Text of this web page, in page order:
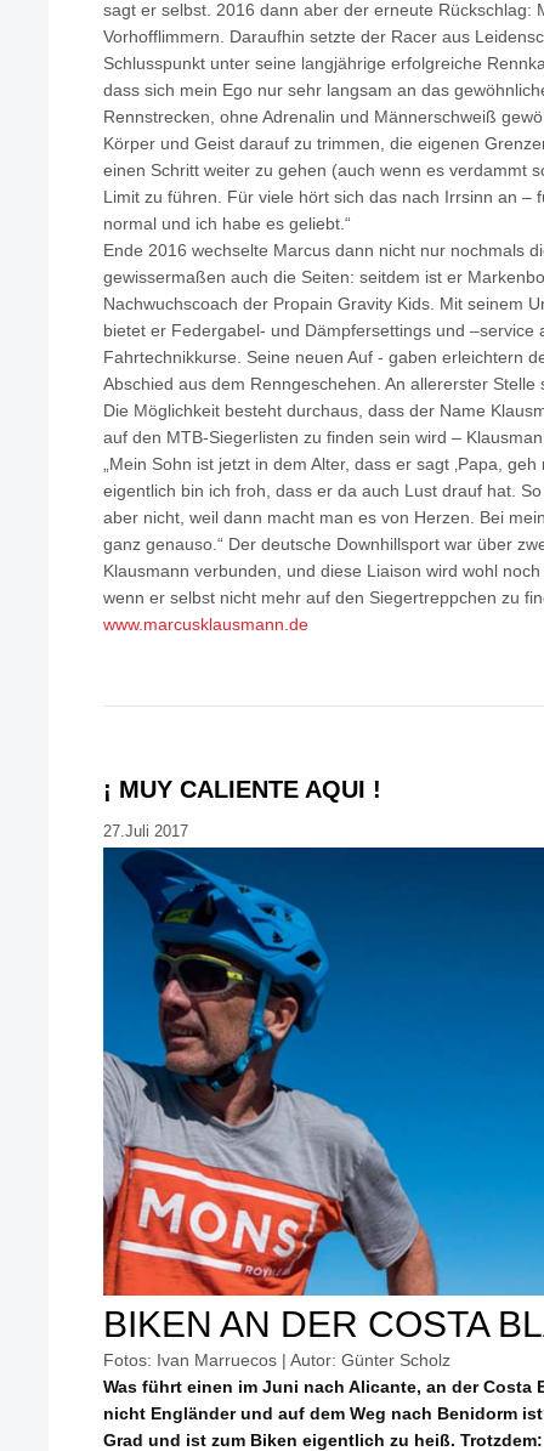
sagt er selbst. 2016 dann aber der erneute Rückschlag:
Vorhofflimmern. Daraufhin setzte der Racer aus
Schlusspunkt unter seine langjährige erfolgreiche
dass sich mein Ego nur sehr langsam an das
Rennstrecken, ohne Adrenalin und Männerschweiß
Körper und Geist darauf zu trimmen, die eigenen
einen Schritt weiter zu gehen (auch wenn es verdammt
Limit zu führen. Für viele hört sich das nach Irrsinn an –
normal und ich habe es geliebt.“
Ende 2016 wechselte Marcus dann nicht nur nochmals
gewissermaßen auch die Seiten: seitdem ist er
Nachwuchscoach der Propain Gravity Kids. Mit seinem
bietet er Federgabel- und Dämpfersettings und –service
Fahrtechnikkurse. Seine neuen Auf - gaben erleichtern
Abschied aus dem Renngeschehen. An allererster
Die Möglichkeit besteht durchaus, dass der Name
auf den MTB-Siegerlisten zu finden sein wird –
„Mein Sohn ist jetzt in dem Alter, dass er sagt ‚Papa,
eigentlich bin ich froh, dass er da auch Lust drauf hat.
aber nicht, weil dann macht man es von Herzen. Bei
ganz genauso.“ Der deutsche Downhillsport war über
Klausmann verbunden, und diese Liaison wird wohl
wenn er selbst nicht mehr auf den Siegertreppchen zu
www.marcusklausmann.de
¡ MUY CALIENTE AQUI !
27.Juli 2017
BIKEN AN DER COSTA
Fotos: Ivan Marruecos | Autor: Günter Scholz
Was führt einen im Juni nach Alicante, an der Costa
nicht Engländer und auf dem Weg nach Benidorm
Grad und ist zum Biken eigentlich zu heiß.